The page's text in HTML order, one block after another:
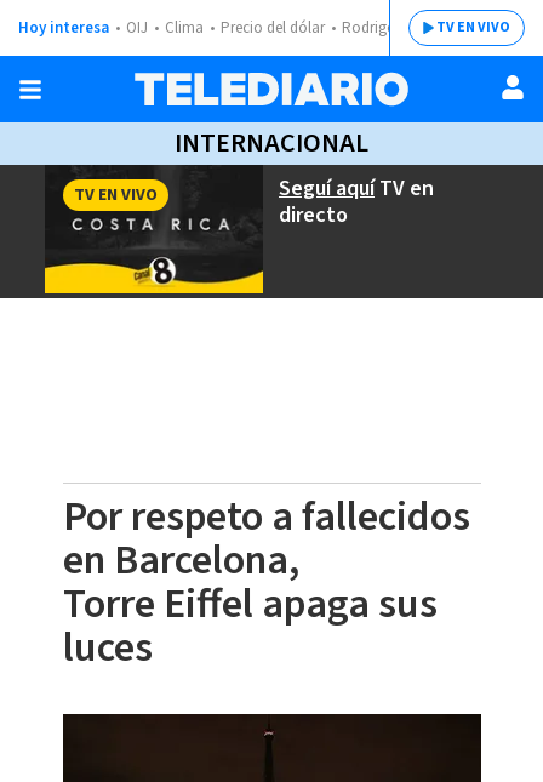
Hoy interesa OIJ Clima Precio del dólar Rodrigo ChavesTV EN VIVO
INTERNACIONAL
Seguí aquíTV en
directo
TV EN VIVO
Por respeto a fallecidos
en Barcelona,
Torre Eiffel apaga sus
luces